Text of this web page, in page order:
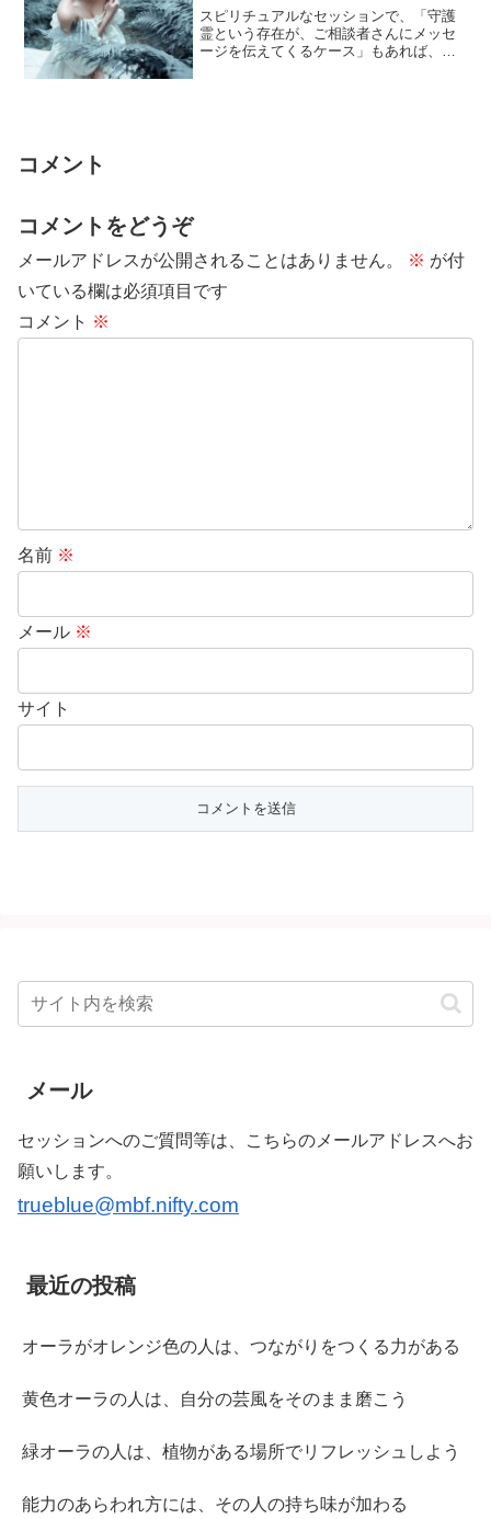
スピリチュアルなセッションで、「守護
霊という存在が、ご相談者さんにメッセ
ージを伝えてくるケース」もあれば、
コメント
コメントをどうぞ
メールアドレスが公開されることはありません。 ※ が付
いている欄は必須項目です
コメント ※
名前 ※
メール ※
サイト
メール
セッションへのご質問等は、こちらのメールアドレスへお
願いします。
trueblue@mbf.nifty.com
最近の投稿
オーラがオレンジ色の人は、つながりをつくる力がある
黄色オーラの人は、自分の芸風をそのまま磨こう
緑オーラの人は、植物がある場所でリフレッシュしよう
能力のあらわれ方には、その人の持ち味が加わる